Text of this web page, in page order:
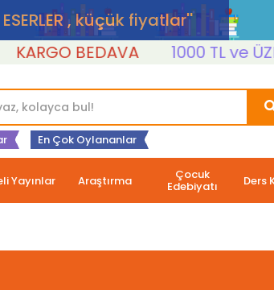
ESERLER , küçük fiyatlar''
BEDAVA 1000 TL ve ÜZERİ
En Çok Oylananlar
Yayınlar Araştırma Çocuk
Edebiyatı Ders